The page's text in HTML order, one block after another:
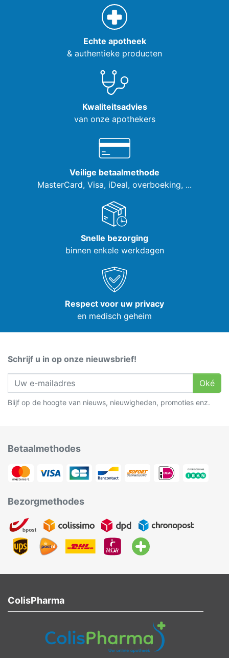
Echte apotheek
& authentieke producten
Kwaliteitsadvies
van onze apothekers
Veilige betaalmethode
MasterCard, Visa, iDeal, overboeking, ...
Snelle bezorging
binnen enkele werkdagen
Respect voor uw privacy
en medisch geheim
Schrijf u in op onze nieuwsbrief!
Oké
Blijf op de hoogte van nieuws, nieuwigheden, promoties enz.
Betaalmethodes
Bezorgmethodes
ColisPharma